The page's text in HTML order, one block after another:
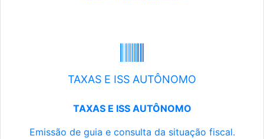
TAXAS E ISS AUTÔNOMO
TAXAS E ISS AUTÔNOMO
Emissão de guia e consulta da situação fiscal.